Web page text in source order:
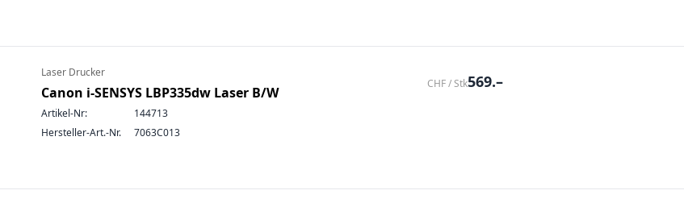
Laser Drucker
Canon i-SENSYS LBP335dw Laser B/W
Artikel-Nr:
144713
Hersteller-Art.-Nr.
7063C013
CHF / Stk569.–